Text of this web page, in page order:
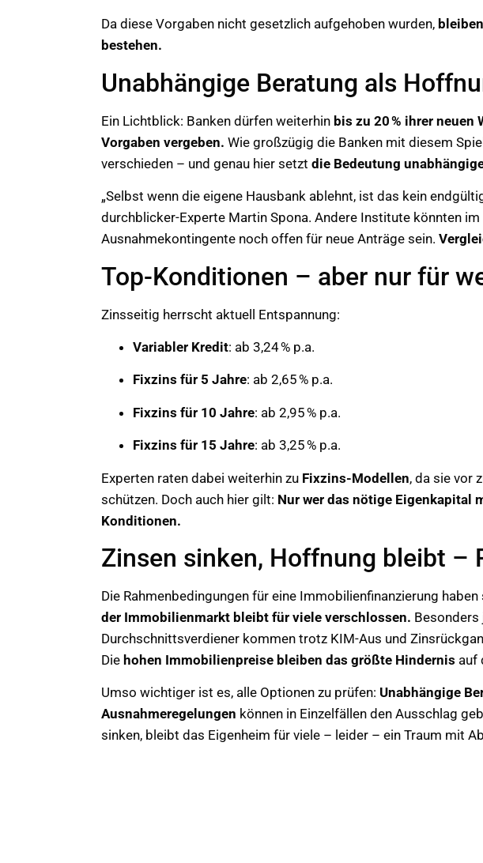
Da diese Vorgaben nicht gesetzlich aufgehoben wurden,
bestehen.
Unabhängige Beratung als
Ein Lichtblick: Banken dürfen weiterhin bis zu 20 % ihrer
Vorgaben vergeben. Wie großzügig die Banken mit diesem
verschieden – und genau hier setzt die Bedeutung
„Selbst wenn die eigene Hausbank ablehnt, ist das kein
durchblicker-Experte Martin Spona. Andere Institute könnten im
Ausnahmekontingente noch offen für neue Anträge sein.
Top-Konditionen – aber nur für
Zinsseitig herrscht aktuell Entspannung:
Variabler Kredit: ab 3,24 % p.a.
Fixzins für 5 Jahre: ab 2,65 % p.a.
Fixzins für 10 Jahre: ab 2,95 % p.a.
Fixzins für 15 Jahre: ab 3,25 % p.a.
Experten raten dabei weiterhin zu Fixzins-Modellen, da sie vor
schützen. Doch auch hier gilt: Nur wer das nötige Eigenkapital
Konditionen.
Zinsen sinken, Hoffnung bleibt –
Die Rahmenbedingungen für eine Immobilienfinanzierung
der Immobilienmarkt bleibt für viele verschlossen. Besonders
Durchschnittsverdiener kommen trotz KIM-Aus und
Die hohen Immobilienpreise bleiben das größte Hindernis auf
Umso wichtiger ist es, alle Optionen zu prüfen: Unabhängige
Ausnahmeregelungen können in Einzelfällen den Ausschlag
sinken, bleibt das Eigenheim für viele – leider – ein Traum mit